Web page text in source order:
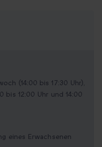
(14:00 bis 17:30 Uhr),
bis 12:00 Uhr und 14:00
eines Erwachsenen